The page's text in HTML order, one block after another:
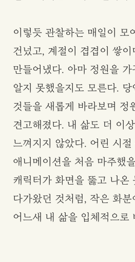
이렇듯 관찰하는 매일이 모
건넜고, 계절이 겹겹이 쌓
만들어냈다. 아마 정원을
알지 못했을지도 모른다. 당
것들을 새롭게 바라보며 정
견고해졌다. 내 삶도 더 이
느껴지지 않았다. 어린 시절
애니메이션을 처음 마주했
캐릭터가 화면을 뚫고 나온
다가왔던 것처럼, 작은 화
어느새 내 삶을 입체적으로